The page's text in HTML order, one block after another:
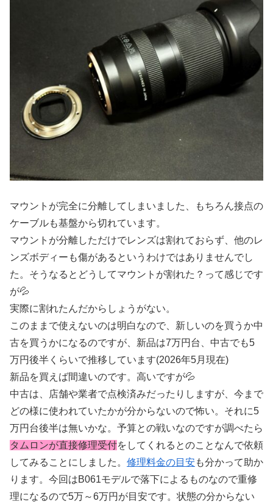
マウントが完全に分離してしまいました、もちろん接点の
ケーブルも基盤から切れています。
マウントが分離しただけでレンズは割れておらず、他のレ
ンズボディーも傷があるというわけではありませんでし
た。そうなるとどうしてマウントが割れた？って感じです
が💦
実際に割れたんだからしょうがない。
このままで使えないのは明白なので、新しいのを買うか中
古を買うかになるのですが、新品は7万円台、中古でも5
万円後半くらいで推移しています(2026年5月現在)
新品を買えば間違いのです。高いですが💦
中古は、店舗や業者で点検済みだったりしますが、今まで
どの様に使われていたかが分からないので怖い。それに5
万円台後半は無いかな。予算との戦いなのですが調べたら
タムロンが直接修理受付をしてくれるとのことなんで依頼
してみることにしました。 修理料金の目安も分かって助か
ります。今回はB061モデルで落下によるものなので重修
理になるので5万～6万円が目安です。状態の分からない